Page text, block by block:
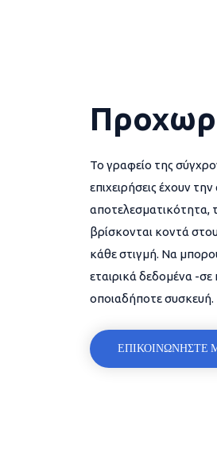
Το γραφείο της
επιχειρήσεις έχουν
αποτελεσματικότητα,
βρίσκονται κοντά
κάθε στιγμή. Να
εταιρικά δεδομένα -
οποιαδήποτε συσκευή.
ΕΠΙΚΟΙΝΩΝΗΣΤΕ